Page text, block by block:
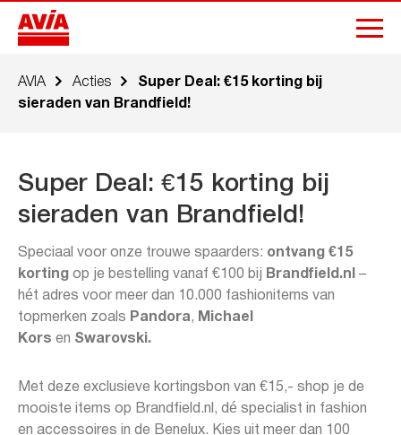
AVIA Acties
Super Deal: €15 korting bij
sieraden van Brandfield!
Super Deal: €15 korting bij
sieraden van Brandfield!
Speciaal voor onze trouwe spaarders: ontvang €15
korting op je bestelling vanaf €100 bij Brandfield.nl
–
hét adres voor meer dan 10.000 fashionitems van
topmerken zoals Pandora, Michael
Kors en Swarovski.
Met deze exclusieve kortingsbon van €15,- shop je de
mooiste items op Brandfield.nl, dé specialist in fashion
en accessoires in de Benelux. Kies uit meer dan 100